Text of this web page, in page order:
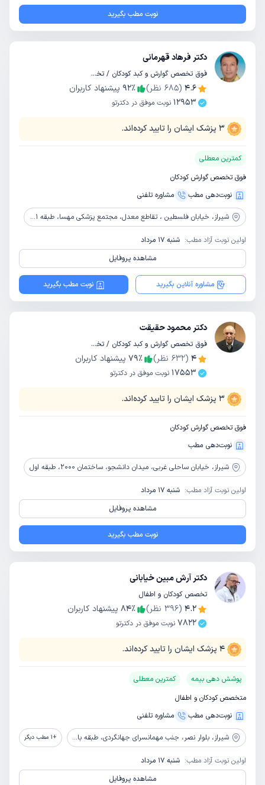
نوبت مطب بگیرید
دکتر فرهاد قهرمانی
فوق تخصص گوارش و کبد کودکان / تخصص کودکان و اطفال
4.6
(
685 نظر) 92٪
پیشنهاد کاربران
12953 نوبت موفق در دکترتو
3 پزشک ایشان را تایید کرده‌اند.
کمترین معطلی
فوق تخصص گوارش کودکان
نوبت‌دهی مطب
مشاوره‌ تلفنی
شیراز، خیابان فلسطین ، تقاطع معدل، مجتمع پزشکی مهسا، طبقه 1 واحد3
اولین نوبت آزاد مطب: شنبه 17 مرداد
مشاهده پروفایل
مشاوره آنلاین بگیرید نوبت مطب بگیرید
دکتر محمود حقیقت
فوق تخصص گوارش و کبد کودکان / تخصص کودکان و اطفال
4
(
632 نظر) 79٪
پیشنهاد کاربران
17553 نوبت موفق در دکترتو
3 پزشک ایشان را تایید کرده‌اند.
فوق تخصص گوارش کودکان
نوبت‌دهی مطب
شیراز، خیابان ساحلی غربی، میدان دانشجو، ساختمان 2000، طبقه اول
اولین نوبت آزاد مطب: شنبه 17 مرداد
مشاهده پروفایل
نوبت مطب بگیرید
دکتر آرش مبین خیابانی
تخصص کودکان و اطفال
4.2
(
396 نظر) 84٪
پیشنهاد کاربران
7822 نوبت موفق در دکترتو
4 پزشک ایشان را تایید کرده‌اند.
پوشش دهی بیمه
کمترین معطلی
متخصص کودکان و اطفال
نوبت‌دهی مطب
مشاوره‌ تلفنی
شیراز، بلوار نصر، جنب مهمانسرای جهانگردی، طبقه بالای خشکبار روزی طلب +
1 مطب دیگر
اولین نوبت آزاد مطب: شنبه 17 مرداد
مشاهده پروفایل